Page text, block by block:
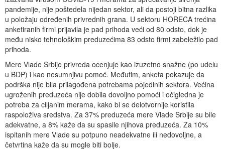
pandemije, nije poštedela nijedan sektor, ali da postoji bitna razlika
u položaju određenih privrednih grana. U sektoru HORECA trećina
anketiranih firmi prijavila je pad prihoda veći od 80 odsto, dok je
među nisko tehnološkim preduzećima 83 odsto firmi zabeležilo pad
prihoda.
Mere Vlade Srbije privreda ocenjuje kao izuzetno snažne (po udelu
u BDP) i kao nesumnjivu pomoć. Međutim, anketa pokazuje da
podrška nije bila prilagođena potrebama pojedinih sektora. Većina
ugroženih preduzeća nije dobila dovoljno pomoći i očigledna je
potreba za ciljanim merama, kako bi se delotvornije koristila
raspoloživa sredstva. Za 37% preduzeća mere Vlade Srbije su bile
adekvatne, a 8% kaže da su spasile njihova preduzeća. Za 10%
ispitanih mere Vlade su potpuno neadekvatne ili nedovoljne, a
četvrtina kaže da su mogle biti bolje.